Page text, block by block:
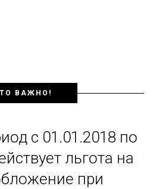
ВАЖНО!
с 01.01.2018 по
льгота на
при